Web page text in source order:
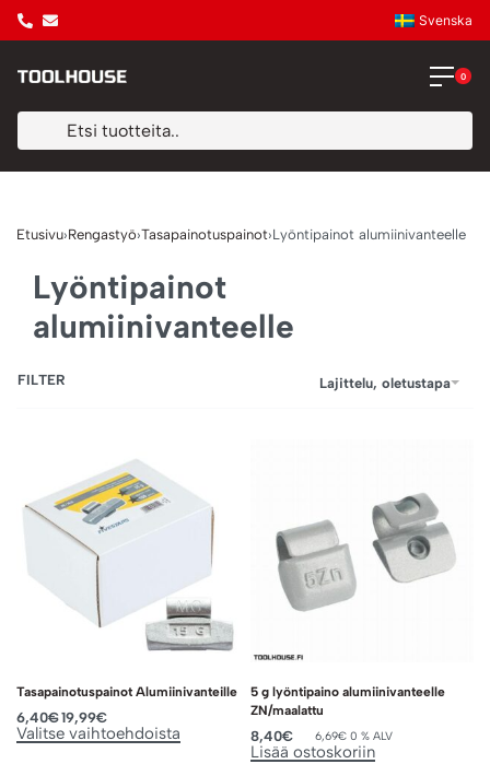
Svenska
0
Etusivu›Rengastyö›Tasapainotuspainot›Lyöntipainot alumiinivanteelle
Lyöntipainot
alumiinivanteelle
Lajittelu, oletustapa
FILTER
Tasapainotuspainot Alumiinivanteille
6,40€19,99€
Valitse vaihtoehdoista
5 g lyöntipaino alumiinivanteelle
ZN/maalattu
8,40€ 6,69€ 0 % ALV
Lisää ostoskoriin